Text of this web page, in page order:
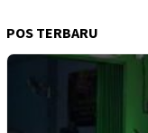
POS TERBARU